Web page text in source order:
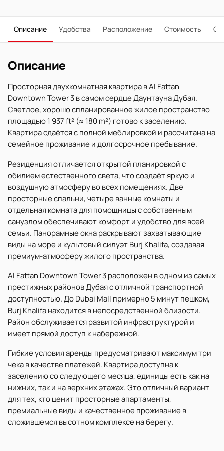
Описание Удобства Расположение Стоимость О
Описание
Просторная двухкомнатная квартира в Al Fattan
Downtown Tower 3 в самом сердце Даунтауна Дубая.
Светлое, хорошо спланированное жилое пространство
площадью 1 937 ft² (≈ 180 m²) готово к заселению.
Квартира сдаётся с полной меблировкой и рассчитана на
семейное проживание и долгосрочное пребывание.
Резиденция отличается открытой планировкой с
обилием естественного света, что создаёт яркую и
воздушную атмосферу во всех помещениях. Две
просторные спальни, четыре ванные комнаты и
отдельная комната для помощницы с собственным
санузлом обеспечивают комфорт и удобство для всей
семьи. Панорамные окна раскрывают захватывающие
виды на море и культовый силуэт Burj Khalifa, создавая
премиум-атмосферу жилого пространства.
Al Fattan Downtown Tower 3 расположен в одном из самых
престижных районов Дубая с отличной транспортной
доступностью. До Dubai Mall примерно 5 минут пешком,
Burj Khalifa находится в непосредственной близости.
Район обслуживается развитой инфраструктурой и
имеет прямой доступ к набережной.
Гибкие условия аренды предусматривают максимум три
чека в качестве платежей. Квартира доступна к
заселению со следующего месяца, единицы есть как на
нижних, так и на верхних этажах. Это отличный вариант
для тех, кто ценит просторные апартаменты,
премиальные виды и качественное проживание в
сложившемся высотном комплексе на берегу.